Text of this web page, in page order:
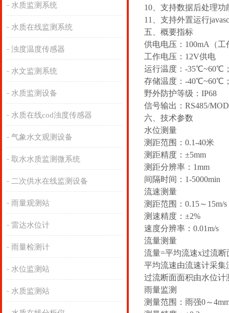
水质监测系统
水质在线监测系统
浊度温度传感器
水文监测系统
水质监测设备
水质在线cod浊度传感器
气象水文观测设备
取水水质监测微系统
二次供水在线监测设备
雨量观测站
雷达水位计
雨量检测计
水位监测站
水质监测站
10、支持数据后处理功
11、支持外置运行
五、概要指标
供电电压：100mA（
工作电压：12V供电
运行温度：-35℃~60℃
存储温度：-40℃~60℃
野外防护等级：IP68
信号输出：RS485/
六、技术参数
水位测量
测距范围：0.1-40米
测距精度：±5mm
测距分辨率：1mm
间隔时间：1-5000min
流速测量
测距范围：0.15～15m/s
测速精度：±2%
速度分辨率：0.01m/s
流量测量
流量=平均流速x过流
平均流速由流速计采
过流断面面积由水位
雨量监测
测量范围：雨强0～